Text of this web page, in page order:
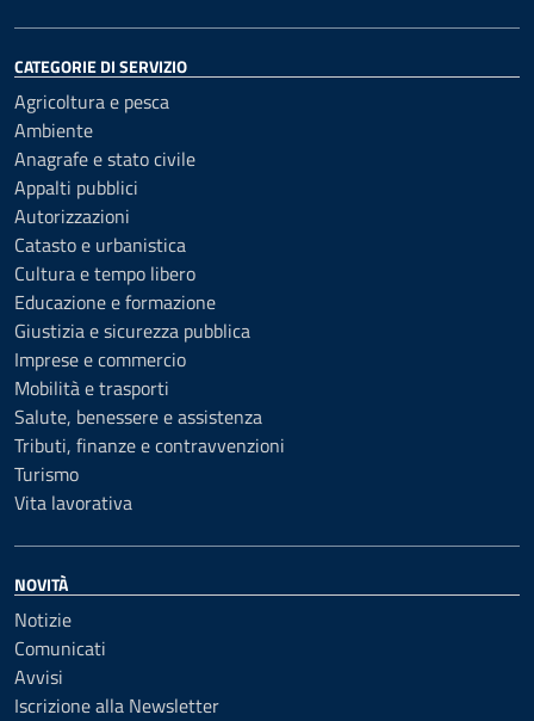
CATEGORIE DI SERVIZIO
Agricoltura e pesca
Ambiente
Anagrafe e stato civile
Appalti pubblici
Autorizzazioni
Catasto e urbanistica
Cultura e tempo libero
Educazione e formazione
Giustizia e sicurezza pubblica
Imprese e commercio
Mobilità e trasporti
Salute, benessere e assistenza
Tributi, finanze e contravvenzioni
Turismo
Vita lavorativa
NOVITÀ
Notizie
Comunicati
Avvisi
Iscrizione alla Newsletter